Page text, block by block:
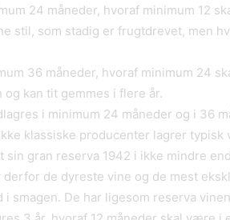
24 måneder, hvoraf minimum 12
stil, som stadig er frugtdrevet, men
36 måneder, hvoraf minimum 24
kan tit gemmes i flere år.
i minimum 24 måneder og i 36
klassiske producenter lagrer typisk
sin gran reserva 1942 i ikke mindre
derfor de dyreste vine og de mest
smagen. De har ligesom reserva